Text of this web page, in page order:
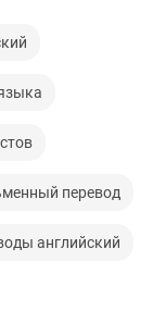
перевод
английский